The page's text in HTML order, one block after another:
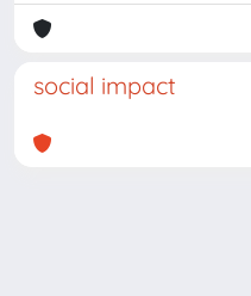
social impact